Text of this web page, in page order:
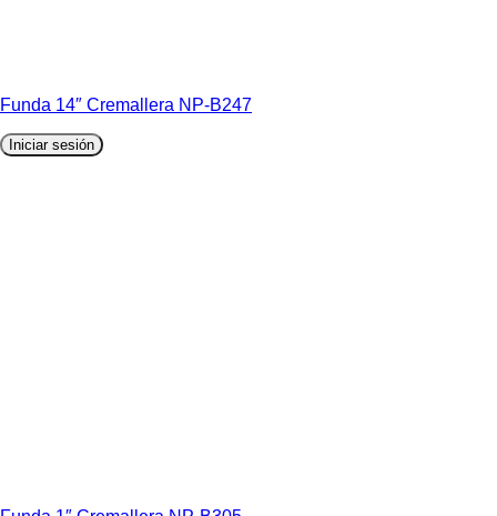
Funda 14″ Cremallera NP-B247
Iniciar sesión